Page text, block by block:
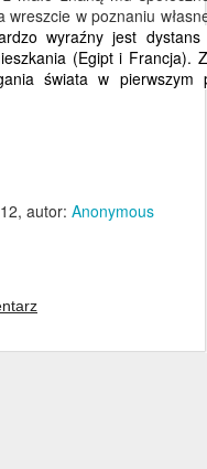
w poznaniu
wyraźny jest
(Egipt i Francja).
świata w pierwszym
, autor: Anonymous